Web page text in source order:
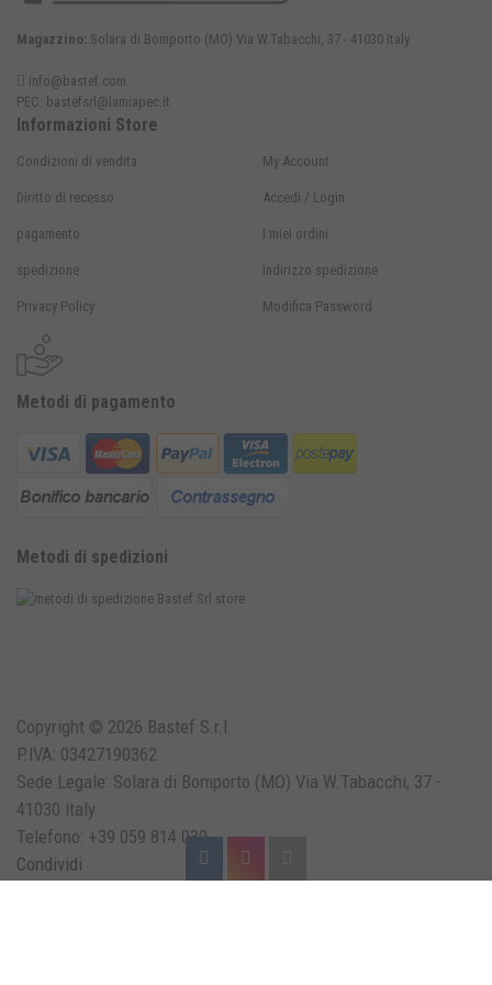
Magazzino: Solara di Bomporto (MO) Via W.Tabacchi, 37 - 41030 Italy
info@bastef.com
PEC: bastefsrl@lamiapec.it
Metodi di pagamento
Metodi di spedizioni
Informazioni Store
Condizioni di vendita
Diritto di recesso
pagamento
spedizione
Privacy Policy
My Account
Accedi / Login
I miei ordini
Indirizzo spedizione
Modifica Password
Copyright © 2026 Bastef S.r.l.
P.IVA: 03427190362
Sede Legale: Solara di Bomporto (MO) Via W.Tabacchi, 37 -
41030 Italy
Telefono: +39 059 814 039
Condividi